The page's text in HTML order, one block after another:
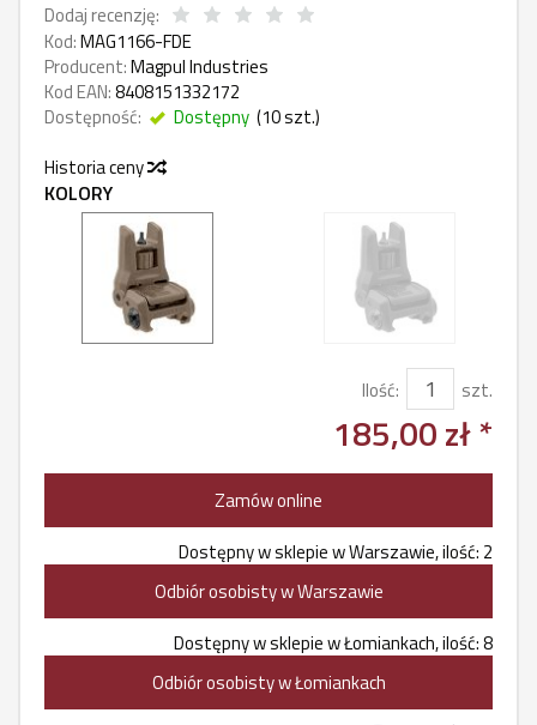
Dodaj recenzję:
Kod:MAG1166-FDE
Producent:Magpul Industries
Kod EAN:8408151332172
Dostępność:
Dostępny (10szt.)
Historia ceny
KOLORY
Ilość: szt.
185,00 zł *
Zamów online
Dostępny w sklepie w Warszawie, ilość: 2
Odbiór osobisty w Warszawie
Dostępny w sklepie w Łomiankach, ilość: 8
Odbiór osobisty w Łomiankach